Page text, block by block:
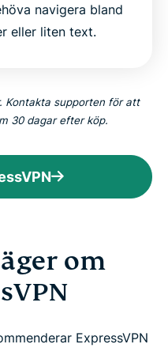
navigera bland
eller liten text.
Kontakta supporten för att
30 dagar efter köp.
om
ExpressVPN